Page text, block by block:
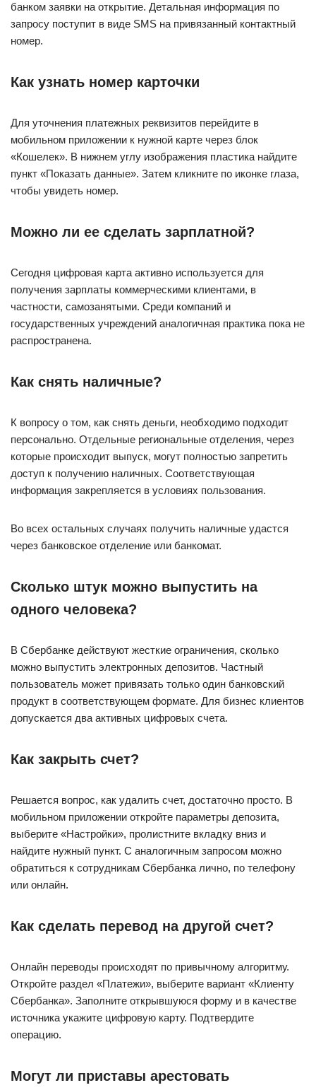
банком заявки на открытие. Детальная информация по
запросу поступит в виде SMS на привязанный контактный
номер.
Как узнать номер карточки
Для уточнения платежных реквизитов перейдите в
мобильном приложении к нужной карте через блок
«Кошелек». В нижнем углу изображения пластика найдите
пункт «Показать данные». Затем кликните по иконке глаза,
чтобы увидеть номер.
Можно ли ее сделать зарплатной?
Сегодня цифровая карта активно используется для
получения зарплаты коммерческими клиентами, в
частности, самозанятыми. Среди компаний и
государственных учреждений аналогичная практика пока не
распространена.
Как снять наличные?
К вопросу о том, как снять деньги, необходимо подходит
персонально. Отдельные региональные отделения, через
которые происходит выпуск, могут полностью запретить
доступ к получению наличных. Соответствующая
информация закрепляется в условиях пользования.
Во всех остальных случаях получить наличные удастся
через банковское отделение или банкомат.
Сколько штук можно выпустить на
одного человека?
В Сбербанке действуют жесткие ограничения, сколько
можно выпустить электронных депозитов. Частный
пользователь может привязать только один банковский
продукт в соответствующем формате. Для бизнес клиентов
допускается два активных цифровых счета.
Как закрыть счет?
Решается вопрос, как удалить счет, достаточно просто. В
мобильном приложении откройте параметры депозита,
выберите «Настройки», пролистните вкладку вниз и
найдите нужный пункт. С аналогичным запросом можно
обратиться к сотрудникам Сбербанка лично, по телефону
или онлайн.
Как сделать перевод на другой счет?
Онлайн переводы происходят по привычному алгоритму.
Откройте раздел «Платежи», выберите вариант «Клиенту
Сбербанка». Заполните открывшуюся форму и в качестве
источника укажите цифровую карту. Подтвердите
операцию.
Могут ли приставы арестовать